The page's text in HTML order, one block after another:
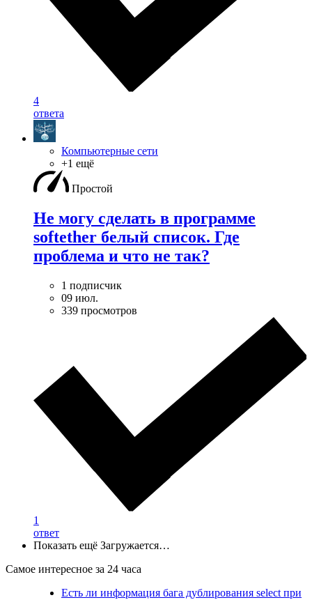
4
ответа
Компьютерные сети
+1 ещё
Простой
Не могу сделать в программе
softether белый список. Где
проблема и что не так?
1 подписчик
09 июл.
339 просмотров
1
ответ
Показать ещё Загружается…
Самое интересное за 24 часа
Есть ли информация бага дублирования select при